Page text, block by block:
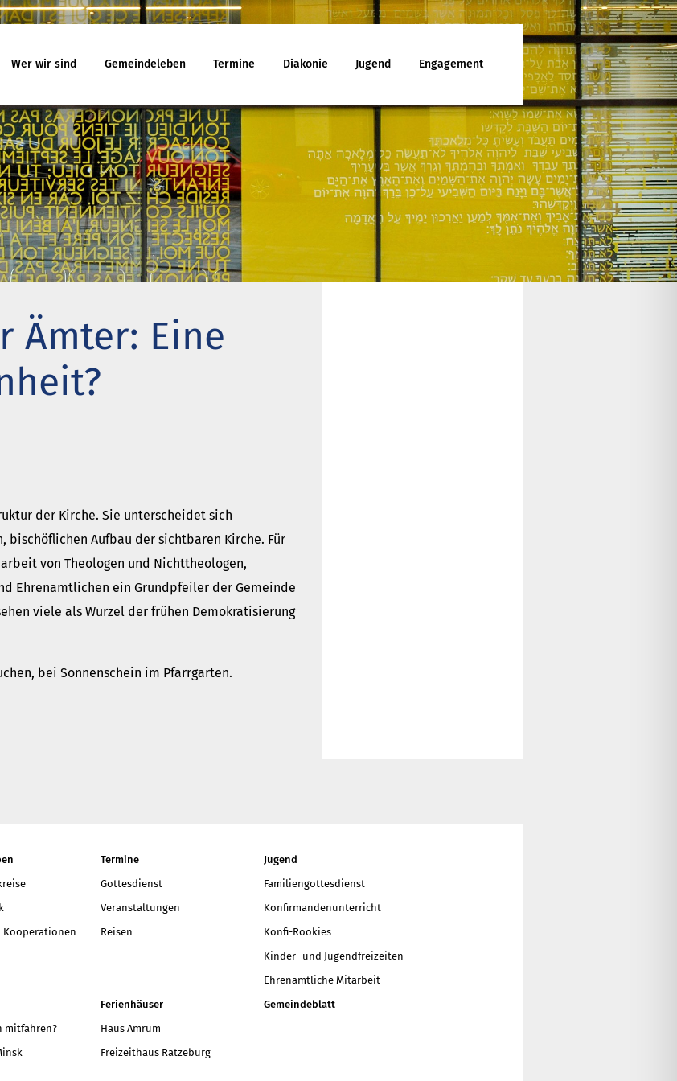
Wer wir sind Gemeindeleben Termine Diakonie Jugend Engagement
Kooperationen
Termine
Gottesdienst
Veranstaltungen
Reisen
Familiengottesdienst
Konfirmandenunterricht
Ferienhäuser
Freizeithaus Ratzeburg
Gemeindeblatt
Ämter: Eine
der Kirche. Sie unterscheidet sich
Aufbau der sichtbaren Kirche. Für
von Theologen und Nichttheologen,
Ehrenamtlichen ein Grundpfeiler der Gemeinde
viele als Wurzel der frühen Demokratisierung
bei Sonnenschein im Pfarrgarten.
Kooperationen
Termine
Gottesdienst
Veranstaltungen
Reisen
Jugend
Familiengottesdienst
Konfirmandenunterricht
Konfi-Rookies
Kinder- und Jugendfreizeiten
Ehrenamtliche Mitarbeit
mitfahren?
Ferienhäuser
Haus Amrum
Freizeithaus Ratzeburg
Gemeindeblatt